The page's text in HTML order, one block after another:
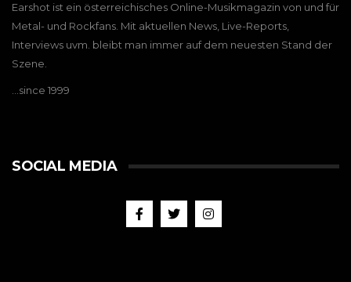
Earshot ist ein österreichisches Online-Musikmagazin von und für
Metal- und Rockfans. Mit aktuellen News, Live-Reports,
Interviews uvm. bleibt man immer auf dem neuesten Stand der
Szene.
…since 1999
SOCIAL MEDIA